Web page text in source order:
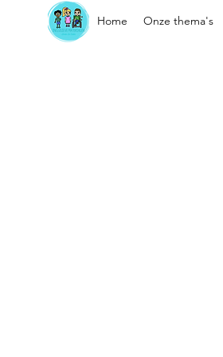
Home Onze thema's